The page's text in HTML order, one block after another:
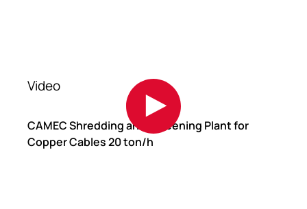
Video
CAMEC Shredding and Screening Plant for
Copper Cables 20 ton/h